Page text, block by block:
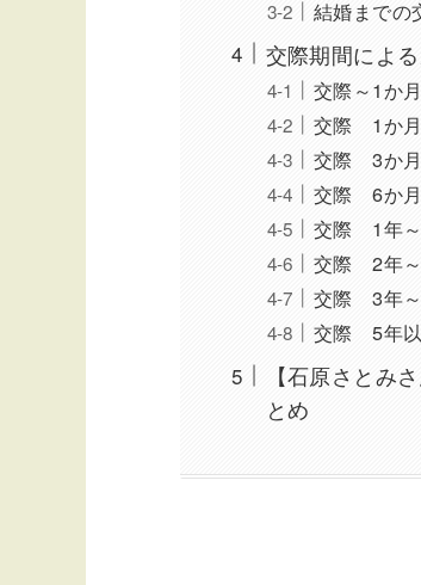
結婚までの
交際期間によ
交際～1か月
交際 1か
交際 3か
交際 6か
交際 1年
交際 2年
交際 3年
交際 5年
【石原さとみ
とめ